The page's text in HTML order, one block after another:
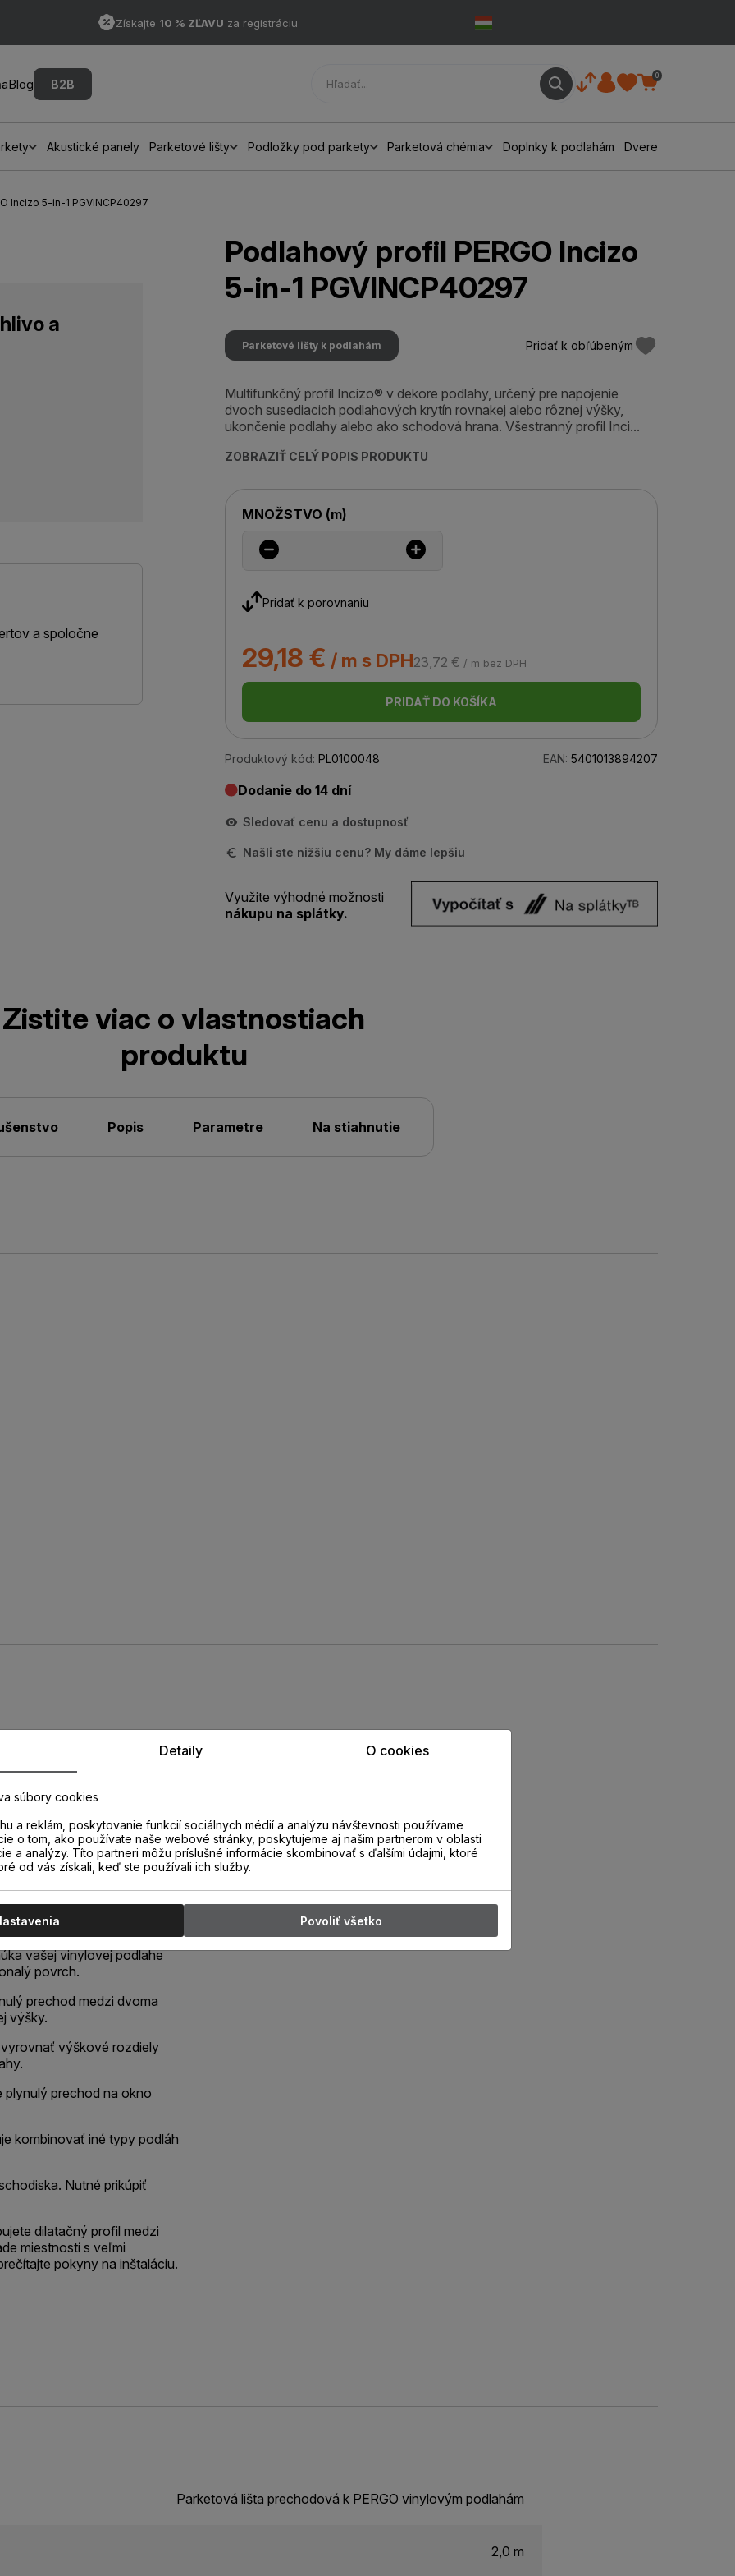
Získajte 10 % ZĽAVU za registráciu
Blog B2B
0
Akustické panely Parketové lišty Podložky pod parkety Parketová chémia Doplnky k podlahám Dvere
Incizo 5-in-1 PGVINCP40297
a
a spoločne
Podlahový profil PERGO Incizo
5-in-1 PGVINCP40297
Parketové lišty k podlahám Pridať k obľúbeným
Multifunkčný profil Incizo® v dekore podlahy, určený pre napojenie
dvoch susediacich podlahových krytín rovnakej alebo rôznej výšky,
ukončenie podlahy alebo ako schodová hrana. Všestranný profil Inci...
ZOBRAZIŤ CELÝ POPIS PRODUKTU
MNOŽSTVO (m)
Pridať k porovnaniu
29,18 € / m s DPH23,72 € / m bez DPH
PRIDAŤ DO KOŠÍKA
Produktový kód: PL0100048 EAN: 5401013894207
Dodanie do 14 dní
Sledovať cenu a dostupnosť
Našli ste nižšiu cenu? My dáme lepšiu
Využite výhodné možnosti
nákupu na splátky.
Zistite viac o vlastnostiach
produktu
Popis Parametre Na stiahnutie
PERGO
podlahy, určený pre
krytín rovnakej
podlahy alebo ako schodová
vašej vinylovej podlahe
povrch.
prechod medzi dvoma
výšky.
výškové rozdiely
prechod na okno
kombinovať iné typy podláh
Nutné prikúpiť
dilatačný profil medzi
miestností s veľmi
pokyny na inštaláciu.
Parketová lišta prechodová k PERGO vinylovým podlahám
2,0 m
Detaily O cookies
súbory cookies
a reklám, poskytovanie funkcií sociálnych médií a analýzu návštevnosti používame
o tom, ako používate naše webové stránky, poskytujeme aj našim partnerom v oblasti
a analýzy. Títo partneri môžu príslušné informácie skombinovať s ďalšími údajmi, ktoré
od vás získali, keď ste používali ich služby.
Povoliť všetko